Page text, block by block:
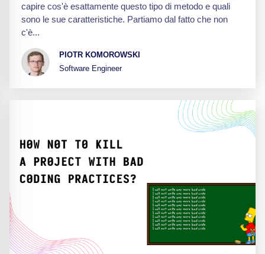
capire cos'è esattamente questo tipo di metodo e quali
sono le sue caratteristiche. Partiamo dal fatto che non
c'è...
PIOTR KOMOROWSKI
Software Engineer